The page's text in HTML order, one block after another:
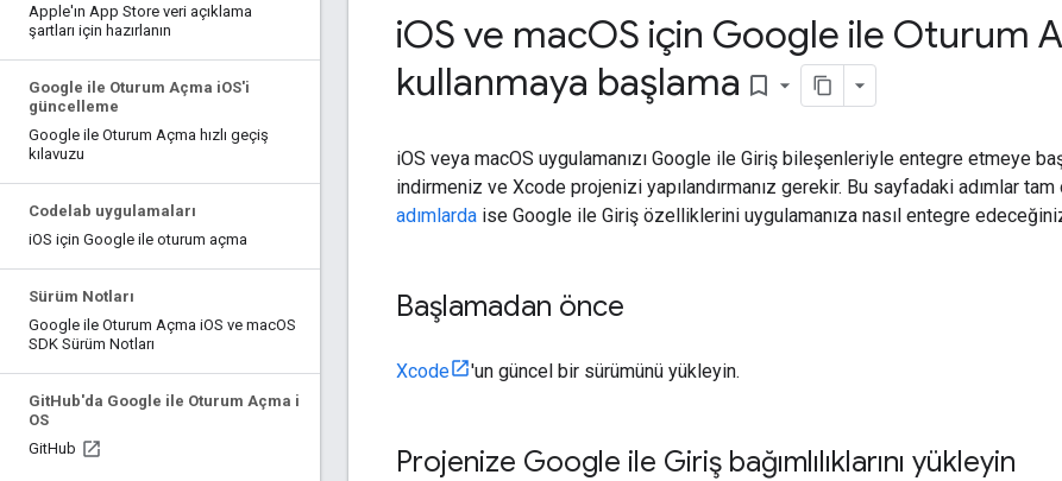
Apple'ın App Store veri açıklama
şartları için hazırlanın
Google ile Oturum Açma iOS'i
güncelleme
Google ile Oturum Açma hızlı geçiş
kılavuzu
Codelab uygulamaları
iOS için Google ile oturum açma
Sürüm Notları
Google ile Oturum Açma iOS ve macOS
SDK Sürüm Notları
GitHub'da Google ile Oturum Açma i
OS
GitHub
iOS ve macOS için Google ile Oturum
kullanmaya başlama bookmark_border
iOS veya macOS uygulamanızı Google ile Giriş bileşenleriyle entegre etmeye
indirmeniz ve Xcode projenizi yapılandırmanız gerekir. Bu sayfadaki adımlar tam
adımlarda ise Google ile Giriş özelliklerini uygulamanıza nasıl entegre
Başlamadan önce
Xcode 'un güncel bir sürümünü yükleyin.
Projenize Google ile Giriş bağımlılıklarını yükleyin